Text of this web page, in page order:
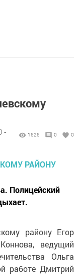
-
1525 0 0
Полицейский
району Егор
ведущий
Ольга
работе Дмитрий